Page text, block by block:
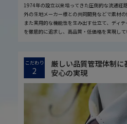
1974年の設立以来培ってきた圧倒的な流通経
外の生地メーカー様との共同開発などで素材の
また実用的な機能性を生み出す仕立て、ディ
を徹底的に追求し、高品質・低価格を実現して
こだわり
2
厳しい品質管理体制に
安心の実現